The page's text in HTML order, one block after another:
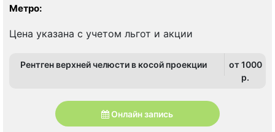
Метро:
Цена указана с учетом льгот и акции
Рентген верхней челюсти в косой проекции
от 1000
p.
Онлайн запись